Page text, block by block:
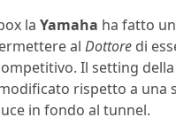
la Yamaha ha fatto
al Dottore di
Il setting della
rispetto a una
in fondo al tunnel.